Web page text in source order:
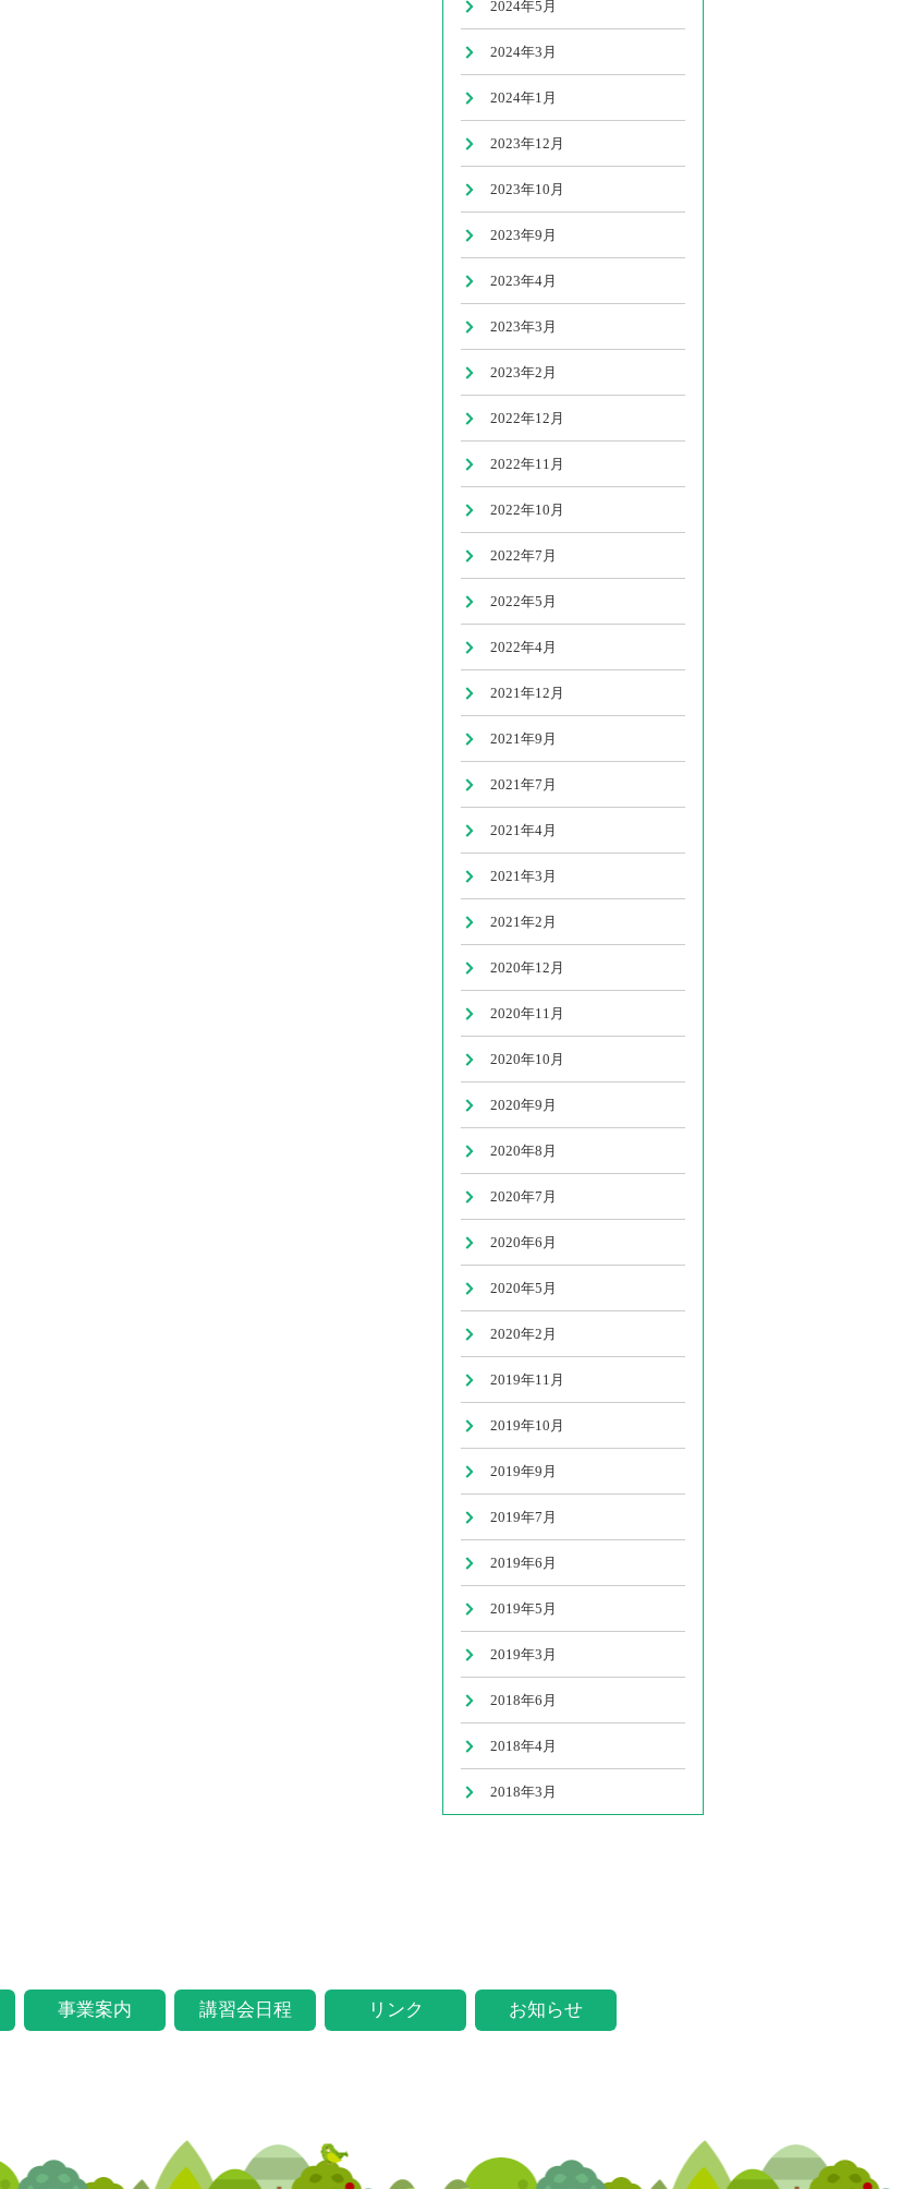
2024年5月
2024年3月
2024年1月
2023年12月
2023年10月
2023年9月
2023年4月
2023年3月
2023年2月
2022年12月
2022年11月
2022年10月
2022年7月
2022年5月
2022年4月
2021年12月
2021年9月
2021年7月
2021年4月
2021年3月
2021年2月
2020年12月
2020年11月
2020年10月
2020年9月
2020年8月
2020年7月
2020年6月
2020年5月
2020年2月
2019年11月
2019年10月
2019年9月
2019年7月
2019年6月
2019年5月
2019年3月
2018年6月
2018年4月
2018年3月
事業案内 講習会日程 リンク お知らせ